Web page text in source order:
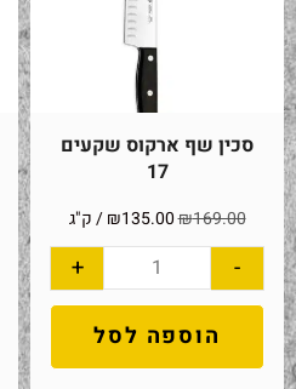
סכין שף ארקוס שקעים
17
₪169.00
₪135.00 / ק"ג
-
+
הוספה לסל